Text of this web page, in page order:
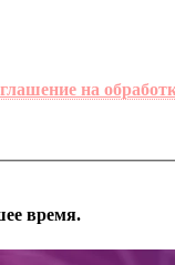
на
время.